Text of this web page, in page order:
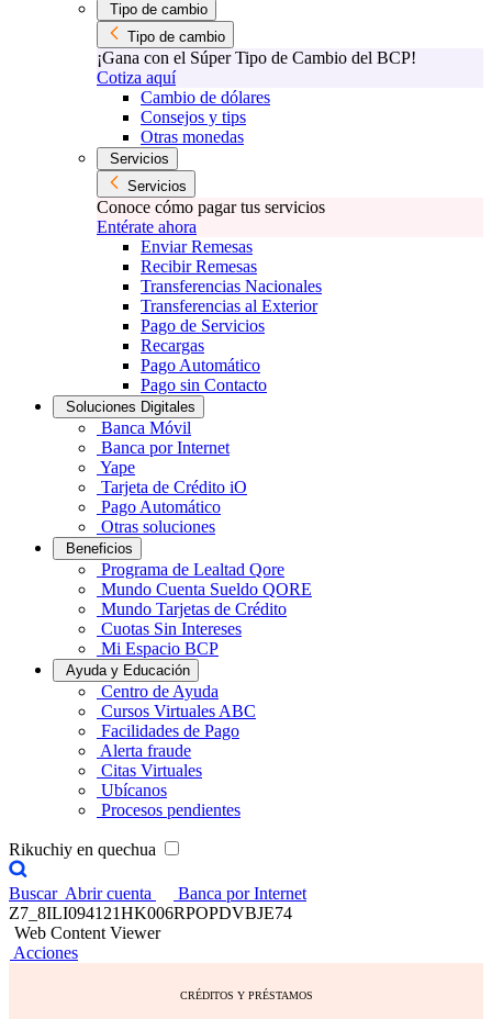
Tipo de cambio
Tipo de cambio
¡Gana con el Súper Tipo de Cambio del BCP!
Cotiza aquí
Cambio de dólares
Consejos y tips
Otras monedas
Servicios
Servicios
Conoce cómo pagar tus servicios
Entérate ahora
Enviar Remesas
Recibir Remesas
Transferencias Nacionales
Transferencias al Exterior
Pago de Servicios
Recargas
Pago Automático
Pago sin Contacto
Soluciones Digitales
Banca Móvil
Banca por Internet
Yape
Tarjeta de Crédito iO
Pago Automático
Otras soluciones
Beneficios
Programa de Lealtad Qore
Mundo Cuenta Sueldo QORE
Mundo Tarjetas de Crédito
Cuotas Sin Intereses
Mi Espacio BCP
Ayuda y Educación
Centro de Ayuda
Cursos Virtuales ABC
Facilidades de Pago
Alerta fraude
Citas Virtuales
Ubícanos
Procesos pendientes
Rikuchiy en quechua
Buscar Abrir cuenta
Banca por Internet
Z7_8ILI094121HK006RPOPDVBJE74
Web Content Viewer
Acciones
CRÉDITOS Y PRÉSTAMOS